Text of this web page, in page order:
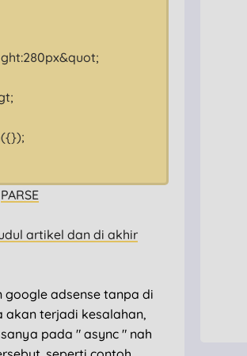
PARSE
artikel dan di akhir
adsense tanpa di
akan terjadi kesalahan,
pada " async " nah